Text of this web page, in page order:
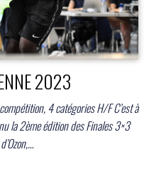
2023
4 catégories H/F C’est à
la 2ème édition des Finales 3×3